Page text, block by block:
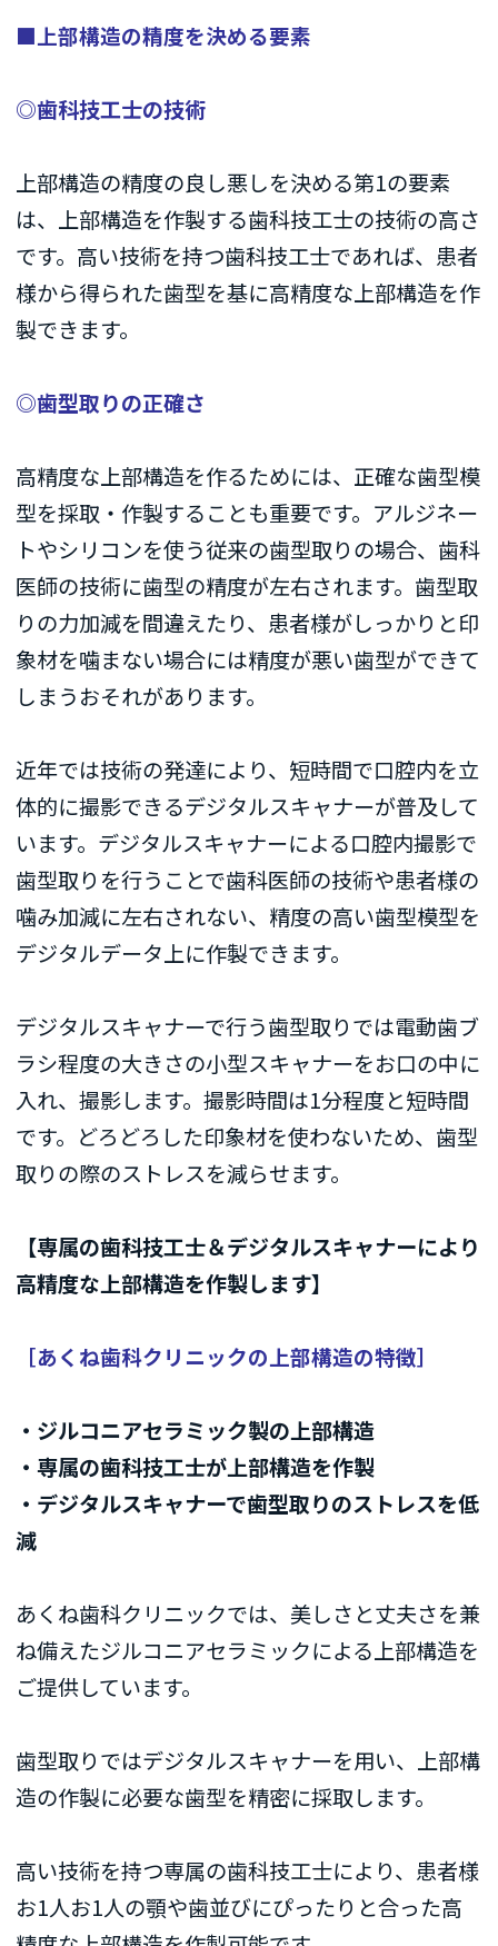
■上部構造の精度を決める要素
◎歯科技工士の技術
上部構造の精度の良し悪しを決める第1の要素
は、上部構造を作製する歯科技工士の技術の高さ
です。高い技術を持つ歯科技工士であれば、患者
様から得られた歯型を基に高精度な上部構造を作
製できます。
◎歯型取りの正確さ
高精度な上部構造を作るためには、正確な歯型模
型を採取・作製することも重要です。アルジネー
トやシリコンを使う従来の歯型取りの場合、歯科
医師の技術に歯型の精度が左右されます。歯型取
りの力加減を間違えたり、患者様がしっかりと印
象材を噛まない場合には精度が悪い歯型ができて
しまうおそれがあります。
近年では技術の発達により、短時間で口腔内を立
体的に撮影できるデジタルスキャナーが普及して
います。デジタルスキャナーによる口腔内撮影で
歯型取りを行うことで歯科医師の技術や患者様の
噛み加減に左右されない、精度の高い歯型模型を
デジタルデータ上に作製できます。
デジタルスキャナーで行う歯型取りでは電動歯ブ
ラシ程度の大きさの小型スキャナーをお口の中に
入れ、撮影します。撮影時間は1分程度と短時間
です。どろどろした印象材を使わないため、歯型
取りの際のストレスを減らせます。
【専属の歯科技工士＆デジタルスキャナーにより
高精度な上部構造を作製します】
［あくね歯科クリニックの上部構造の特徴］
・ジルコニアセラミック製の上部構造
・専属の歯科技工士が上部構造を作製
・デジタルスキャナーで歯型取りのストレスを低
減
あくね歯科クリニックでは、美しさと丈夫さを兼
ね備えたジルコニアセラミックによる上部構造を
ご提供しています。
歯型取りではデジタルスキャナーを用い、上部構
造の作製に必要な歯型を精密に採取します。
高い技術を持つ専属の歯科技工士により、患者様
お1人お1人の顎や歯並びにぴったりと合った高